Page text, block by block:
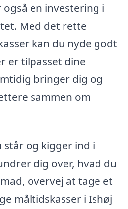
en investering i
Med det rette
kan du nyde godt
er tilpasset dine
bringer dig og
sammen om
står og kigger ind i
dig over, hvad du
overvej at tage et
måltidskasser i Ishøj